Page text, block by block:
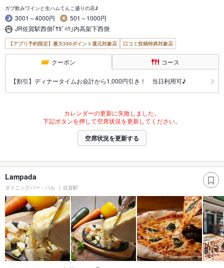
ガブ飲みワインと生ハムてんこ盛りの店♪
3001～4000円
501～1000円
JR佐賀駅西側｢ｻｶﾞﾊﾂ｣内高架下西側
【アプリ予約限定】最大350ポイント還元対象店 口コミ投稿特典対象店
クーポン コース
【割引】ディナータイムお会計から1,000円引き！ 当日利用可♪
カレンダーの更新に失敗しました。
下記ボタンを押して空席状況を更新してください。
空席状況を更新する
Lampada
ダイニングバー・バル 佐賀駅